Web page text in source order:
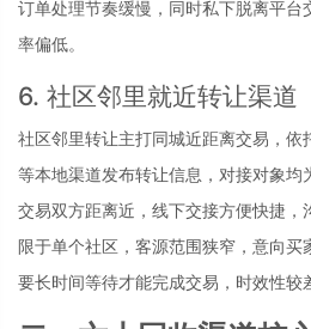
订单处理节奏缓慢，同时私下脱离平台
率偏低。
6. 社区邻里就近转让渠道
社区邻里转让主打同城近距离交易，依
等本地渠道发布转让信息，对接对象均
交易双方距离近，线下交接方便快捷，
限于单个社区，客源范围狭窄，意向买
要长时间等待才能完成交易，时效性较